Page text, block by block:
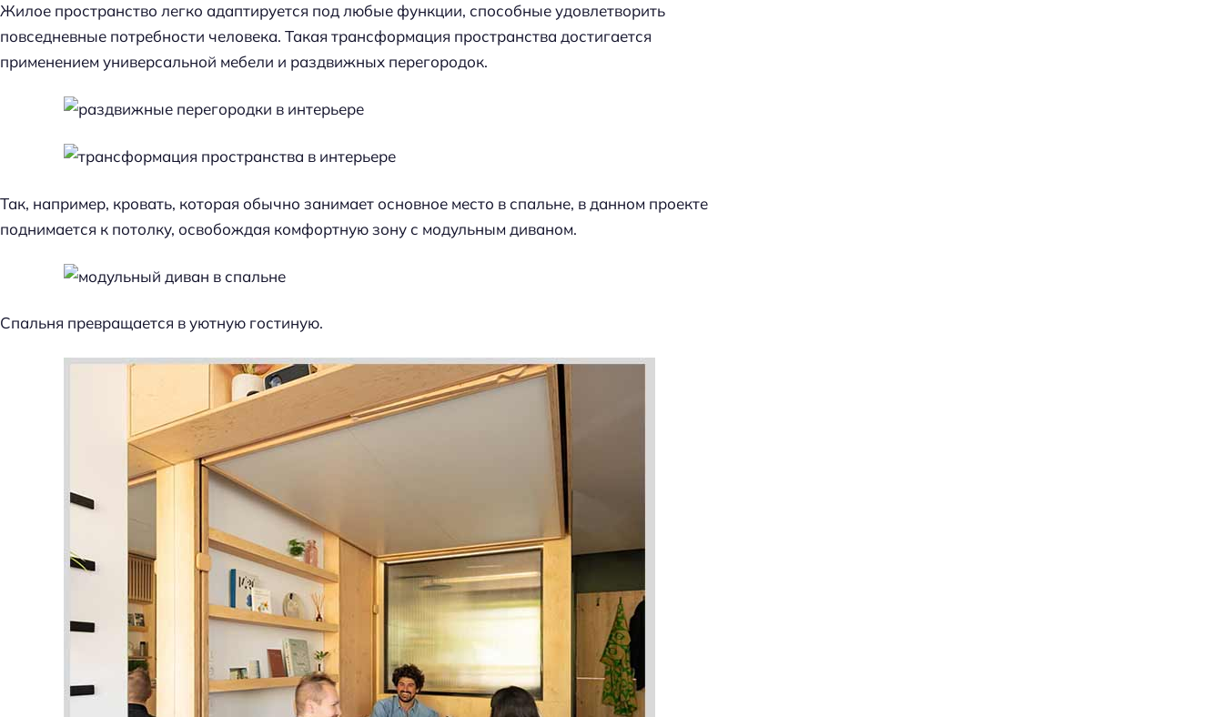
Жилое пространство легко адаптируется под любые функции, способные удовлетворить
повседневные потребности человека. Такая трансформация пространства достигается
применением универсальной мебели и раздвижных перегородок.
Так, например, кровать, которая обычно занимает основное место в спальне, в данном проекте
поднимается к потолку, освобождая комфортную зону с модульным диваном.
Спальня превращается в уютную гостиную.